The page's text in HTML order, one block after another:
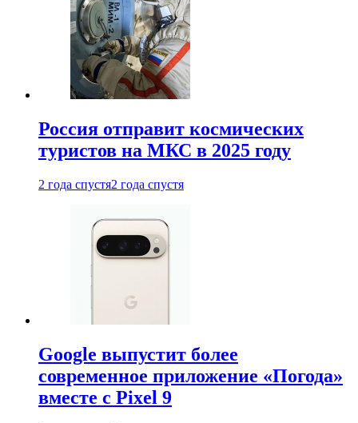
Россия отправит космических
туристов на МКС в 2025 году
2 года спустя2 года спустя
Google выпустит более
современное приложение «Погода»
вместе с Pixel 9